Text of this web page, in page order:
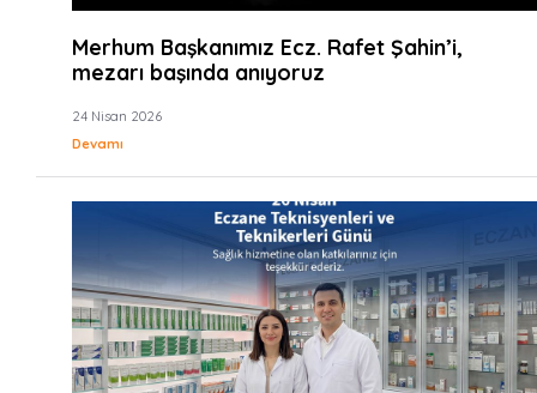
Merhum Başkanımız Ecz. Rafet Şahin’i,
mezarı başında anıyoruz
24 Nisan 2026
Devamı